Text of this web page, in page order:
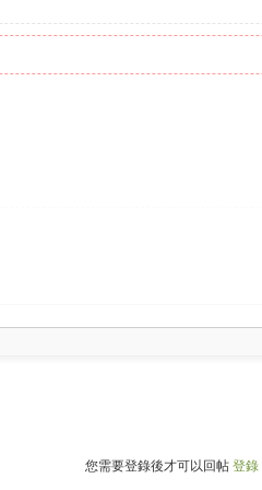
您需要登錄後才可以回帖 登錄|